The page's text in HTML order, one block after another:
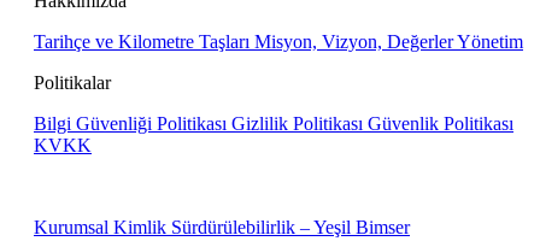
Tarihçe ve Kilometre Taşları Misyon, Vizyon, DeğerlerYönetim
Politikalar
Bilgi Güvenliği Politikası Gizlilik Politikası Güvenlik Politikası
KVKK
Kurumsal Kimlik Sürdürülebilirlik – Yeşil Bimser